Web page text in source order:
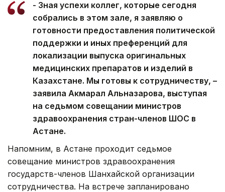
- Зная успехи коллег, которые сегодня
собрались в этом зале, я заявляю о
готовности предоставления политической
поддержки и иных преференций для
локализации выпуска оригинальных
медицинских препаратов и изделий в
Казахстане. Мы готовы к сотрудничеству, –
заявила Акмарал Альназарова, выступая
на седьмом совещании министров
здравоохранения стран-членов ШОС в
Астане.
Напомним, в Астане проходит седьмое
совещание министров здравоохранения
государств-членов Шанхайской организации
сотрудничества. На встрече запланировано